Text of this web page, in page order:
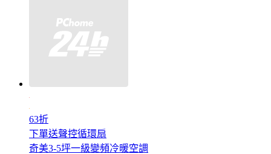
63折
下單送聲控循環扇
奇美3-5坪一級變頻冷暖空調